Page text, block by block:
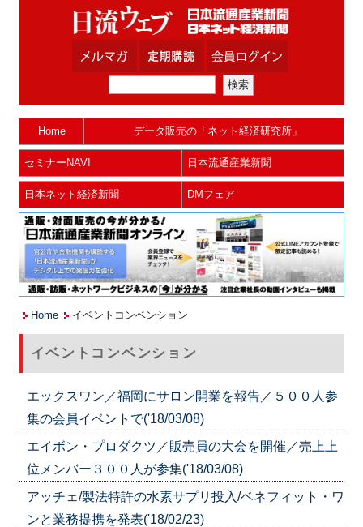
Home データ販売の「ネット経済研究所」
セミナーNAVI 日本流通産業新聞
日本ネット経済新聞 DMフェア
Home イベントコンベンション
イベントコンベンション
エックスワン／福岡にサロン開業を報告／５００人参
集の会員イベントで('18/03/08)
エイボン・プロダクツ／販売員の大会を開催／売上上
位メンバー３００人が参集('18/03/08)
アッチェ/製法特許の水素サプリ投入/ベネフィット・ワ
ンと業務提携を発表('18/02/23)